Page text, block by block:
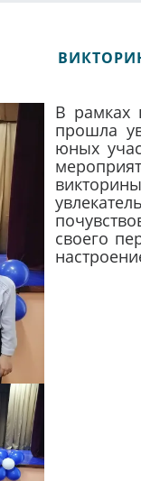
В рамках
прошла
юных
своего